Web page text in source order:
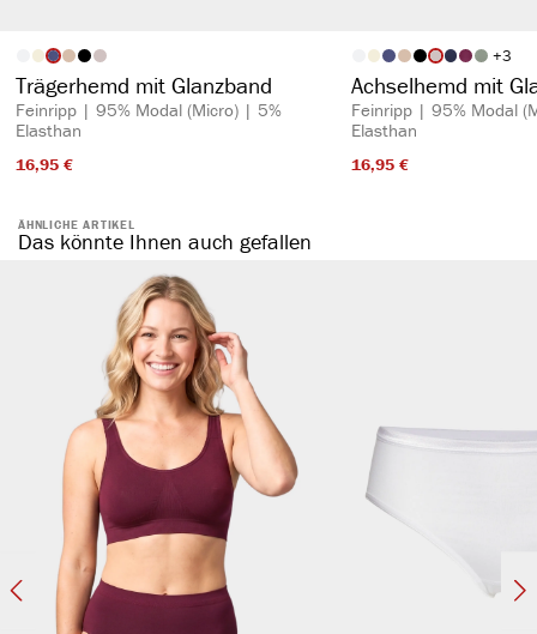
Artikelfarbe
Trägerhemd mit Glanzband
Feinripp | 95% Modal (Micro) | 5%
Elasthan
16,95 €​
Artikelfarbe +3
Achselhemd mit
Feinripp | 95% Modal
Elasthan
16,95 €​
ÄHNLICHE ARTIKEL
Das könnte Ihnen auch gefallen